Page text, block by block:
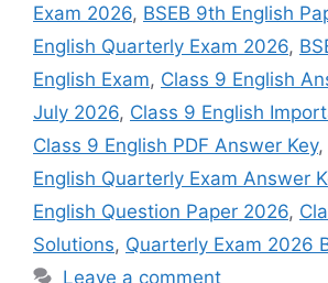
Exam 2026, BSEB 9th English
English Quarterly Exam 2026,
English Exam, Class 9 English
July 2026, Class 9 English
Class 9 English PDF Answer Key,
English Quarterly Exam Answer
English Question Paper 2026,
Solutions, Quarterly Exam 2026
Leave a comment